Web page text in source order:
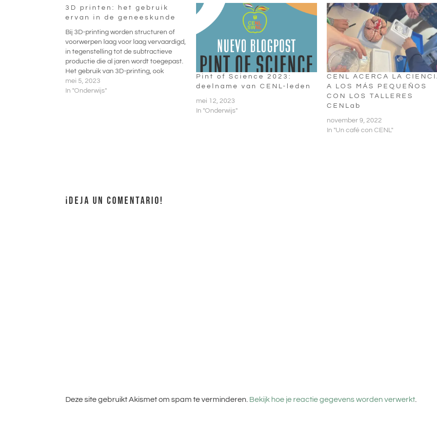
3D printen: het gebruik
ervan in de geneeskunde
Bij 3D-printing worden structuren of
voorwerpen laag voor laag vervaardigd,
in tegenstelling tot de subtractieve
productie die al jaren wordt toegepast.
Het gebruik van 3D-printing, ook
bekend…
mei 5, 2023
In "Onderwijs"
Pint of Science 2023:
deelname van CENL-leden
mei 12, 2023
In "Onderwijs"
CENL ACERCA LA
A LOS MÁS PEQUEÑOS
CON LOS TALLERES
CENLab
november 9, 2022
In "Un café con CENL"
¡DEJA UN COMENTARIO!
Deze site gebruikt Akismet om spam te verminderen. Bekijk hoe je reactie gegevens worden verwerkt.